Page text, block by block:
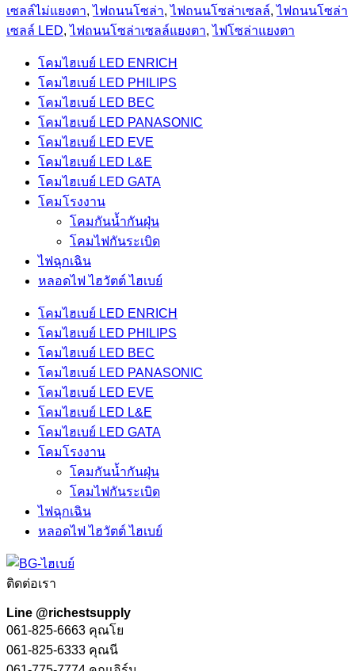
เซลล์ไม่แยงตา,ไฟถนนโซล่า,ไฟถนนโซล่าเซลล์,ไฟถนนโซล่า
เซลล์ LED,ไฟถนนโซล่าเซลล์แยงตา,ไฟโซล่าแยงตา
โคมไฮเบย์ LED ENRICH
โคมไฮเบย์ LED PHILIPS
โคมไฮเบย์ LED BEC
โคมไฮเบย์ LED PANASONIC
โคมไฮเบย์ LED EVE
โคมไฮเบย์ LED L&E
โคมไฮเบย์ LED GATA
โคมโรงงาน
โคมกันน้ำกันฝุ่น
โคมไฟกันระเบิด
ไฟฉุกเฉิน
หลอดไฟ ไฮวัตต์ ไฮเบย์
โคมไฮเบย์ LED ENRICH
โคมไฮเบย์ LED PHILIPS
โคมไฮเบย์ LED BEC
โคมไฮเบย์ LED PANASONIC
โคมไฮเบย์ LED EVE
โคมไฮเบย์ LED L&E
โคมไฮเบย์ LED GATA
โคมโรงงาน
โคมกันน้ำกันฝุ่น
โคมไฟกันระเบิด
ไฟฉุกเฉิน
หลอดไฟ ไฮวัตต์ ไฮเบย์
ติดต่อเรา
Line @richestsupply
061-825-6663 คุณโย
061-825-6333 คุณนี